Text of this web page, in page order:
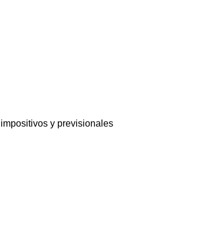
y previsionales